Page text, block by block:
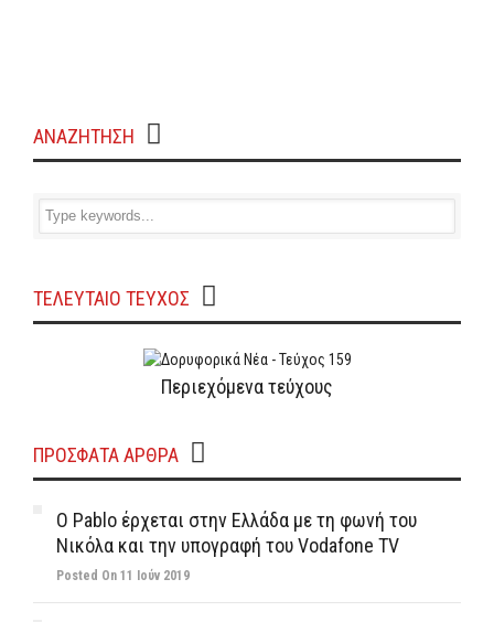
ΑΝΑΖΗΤΗΣΗ
ΤΕΛΕΥΤΑΙΟ ΤΕΥΧΟΣ
Περιεχόμενα τεύχους
ΠΡΌΣΦΑΤΑ ΆΡΘΡΑ
Ο Pablo έρχεται στην Ελλάδα με τη φωνή του
Νικόλα και την υπογραφή του Vodafone TV
Posted On 11 Ιούν 2019